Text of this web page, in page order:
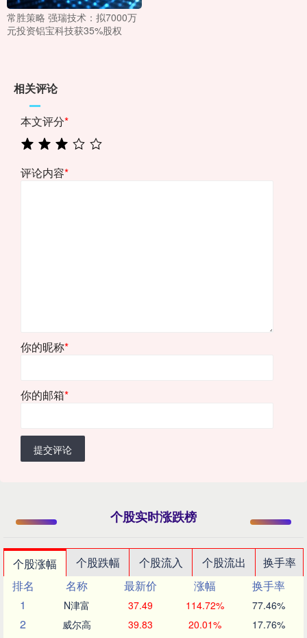
常胜策略 强瑞技术：拟7000万
元投资铝宝科技获35%股权
相关评论
本文评分*
评论内容*
你的昵称*
你的邮箱*
提交评论
个股实时涨跌榜
个股涨幅 个股跌幅 个股流入 个股流出
换手率
排名
名称 最新价 涨幅
换手率
1
N津富 37.49 114.72% 77.46%
2 威尔高 39.83 20.01% 17.76%